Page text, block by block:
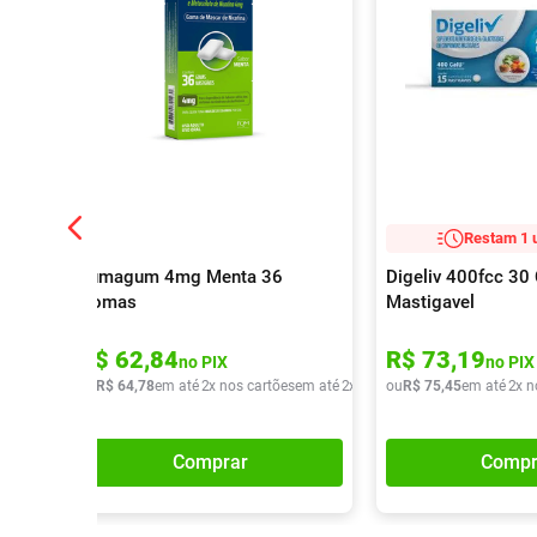
Fumagum 4mg Menta 36
Gomas
R$ 62,84no PIX
R$ 64,78em até2x nos cartõesem até2x de R$ 32,39
Comprar
Restam 1
Digeliv 400fcc 30
Mastigavel
R$ 73,19no PIX
ou R$ 75,45em até2x